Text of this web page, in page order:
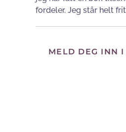
fordeler. Jeg står helt
MELD DEG INN